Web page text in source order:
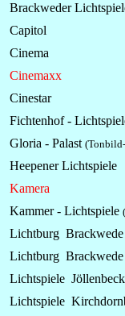
Brackweder
Capitol
Cinema
Cinemaxx
Cinestar
Fichtenhof -
Gloria - Palast (Tonbild-
Heepener Lichtspiele
Kamera
Kammer - Lichtspiele
Lichtburg Brackwede
Lichtburg Brackwede
Lichtspiele Jöllenbeck
Lichtspiele